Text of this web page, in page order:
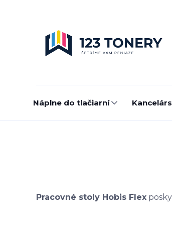
Náplne do tlačiarní
Pracovné stoly Hobis Flex